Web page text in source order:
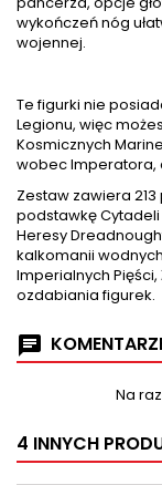
wykończeń nóg
wojennej.
Te figurki nie
Legionu, więc
Kosmicznych
wobec Imperatora,
Zestaw zawiera
podstawkę Cytadeli
Heresy
kalkomanii
Imperialnych
ozdabiania figurek.
Na
4 INNYCH